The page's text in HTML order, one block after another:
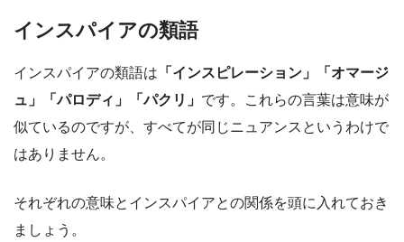
インスパイアの類語
インスパイアの類語は 「インスピレーション」「オマージ
ュ」「パロディ」「パクリ」 です。これらの言葉は意味が
似ているのですが、すべてが同じニュアンスというわけで
はありません。
それぞれの意味とインスパイアとの関係を頭に入れておき
ましょう。